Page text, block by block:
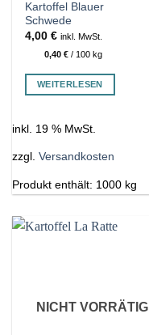
Kartoffel Blauer
Schwede
4,00€ inkl. MwSt.
0,40€ / 100 kg
WEITERLESEN
inkl. 19 % MwSt.
zzgl. Versandkosten
Produkt enthält: 1000 kg
NICHT VORRÄTIG